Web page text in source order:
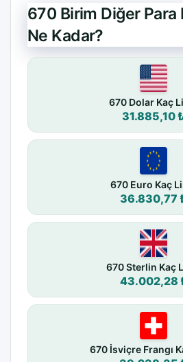
670 Birim Diğer
Ne Kadar?
670 Dolar Kaç
31.885,10
670 Euro Kaç
36.830,77
670 Sterlin Kaç
43.002,28
670 İsviçre Frangı